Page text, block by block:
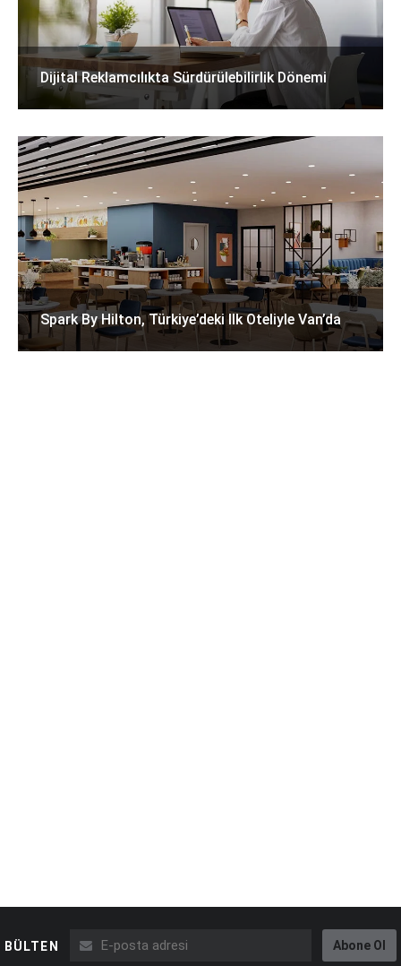
Dijital Reklamcılıkta Sürdürülebilirlik Dönemi
Spark By Hilton, Türkiye’deki Ilk Oteliyle Van’da
BÜLTEN Abone Ol